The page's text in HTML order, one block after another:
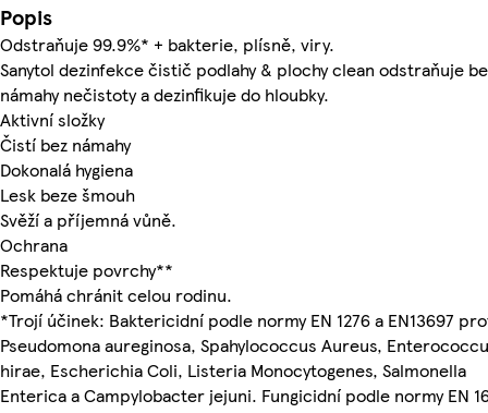
Popis
Odstraňuje 99.9%* + bakterie, plísně, viry.
Sanytol dezinfekce čistič podlahy & plochy clean odstraňuje
námahy nečistoty a dezinfikuje do hloubky.
Aktivní složky
Čistí bez námahy
Dokonalá hygiena
Lesk beze šmouh
Svěží a příjemná vůně.
Ochrana
Respektuje povrchy**
Pomáhá chránit celou rodinu.
*Trojí účinek: Baktericidní podle normy EN 1276 a EN13697
Pseudomona aureginosa, Spahylococcus Aureus,
hirae, Escherichia Coli, Listeria Monocytogenes, Salmonella
Enterica a Campylobacter jejuni. Fungicidní podle normy EN